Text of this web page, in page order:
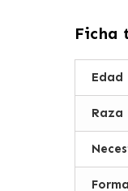
Ficha
Edad
Raza